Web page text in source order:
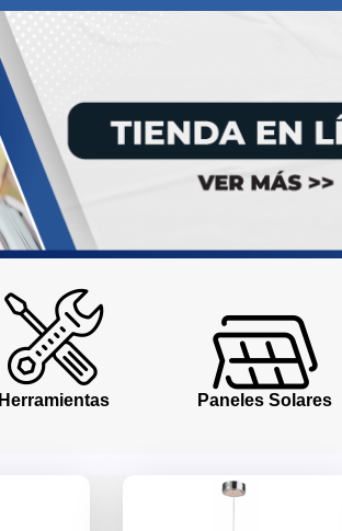
Herramientas Paneles Solares